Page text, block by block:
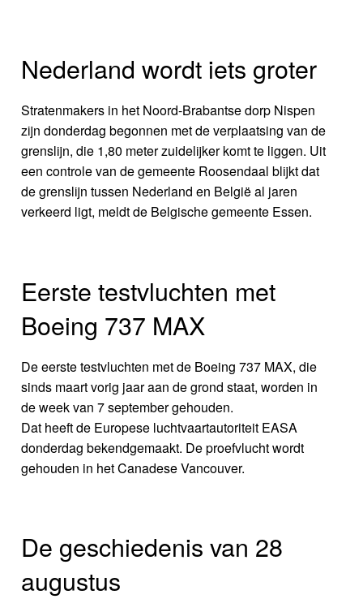
Nederland wordt iets groter
Stratenmakers in het Noord-Brabantse dorp Nispen
zijn donderdag begonnen met de verplaatsing van de
grenslijn, die 1,80 meter zuidelijker komt te liggen. Uit
een controle van de gemeente Roosendaal blijkt dat
de grenslijn tussen Nederland en België al jaren
verkeerd ligt, meldt de Belgische gemeente Essen.
Eerste testvluchten met
Boeing 737 MAX
De eerste testvluchten met de Boeing 737 MAX, die
sinds maart vorig jaar aan de grond staat, worden in
de week van 7 september gehouden.
Dat heeft de Europese luchtvaartautoriteit EASA
donderdag bekendgemaakt. De proefvlucht wordt
gehouden in het Canadese Vancouver.
De geschiedenis van 28
augustus